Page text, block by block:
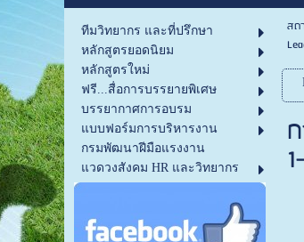
ทีมวิทยากร และที่ปรึกษา
หลักสูตรยอดนิยม
หลักสูตรใหม่
ฟรี...สื่อการบรรยายพิเศษ
บรรยากาศการอบรม
แบบฟอร์มการบริหารงาน
กรมพัฒนาฝีมือแรงงาน
แวดวงสังคม HR และวิทยากร
สถ